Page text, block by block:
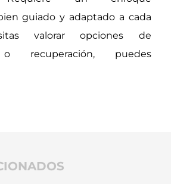
guiado y adaptado a cada
valorar opciones de
recuperación, puedes